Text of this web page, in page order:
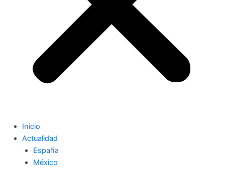
Inicio
Actualidad
España
México